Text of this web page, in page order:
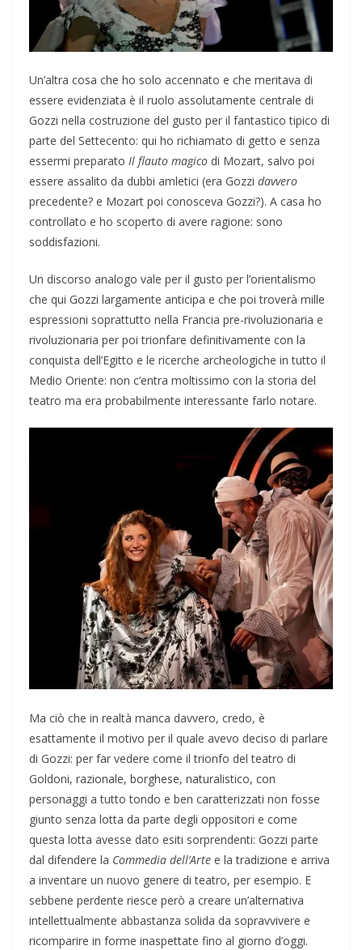
Un’altra cosa che ho solo accennato e che meritava di
essere evidenziata è il ruolo assolutamente centrale di
Gozzi nella costruzione del gusto per il fantastico tipico di
parte del Settecento: qui ho richiamato di getto e senza
essermi preparato Il flauto magico di Mozart, salvo poi
essere assalito da dubbi amletici (era Gozzi davvero
precedente? e Mozart poi conosceva Gozzi?). A casa ho
controllato e ho scoperto di avere ragione: sono
soddisfazioni.
Un discorso analogo vale per il gusto per l’orientalismo
che qui Gozzi largamente anticipa e che poi troverà mille
espressioni soprattutto nella Francia pre-rivoluzionaria e
rivoluzionaria per poi trionfare definitivamente con la
conquista dell’Egitto e le ricerche archeologiche in tutto il
Medio Oriente: non c’entra moltissimo con la storia del
teatro ma era probabilmente interessante farlo notare.
Ma ciò che in realtà manca davvero, credo, è
esattamente il motivo per il quale avevo deciso di parlare
di Gozzi: per far vedere come il trionfo del teatro di
Goldoni, razionale, borghese, naturalistico, con
personaggi a tutto tondo e ben caratterizzati non fosse
giunto senza lotta da parte degli oppositori e come
questa lotta avesse dato esiti sorprendenti: Gozzi parte
dal difendere la Commedia dell’Arte e la tradizione e arriva
a inventare un nuovo genere di teatro, per esempio. E
sebbene perdente riesce però a creare un’alternativa
intellettualmente abbastanza solida da sopravvivere e
ricomparire in forme inaspettate fino al giorno d’oggi.